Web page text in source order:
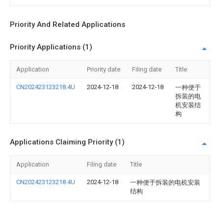
Priority And Related Applications
Priority Applications (1)
Application Priority date Filing date Title
CN202423123218.4U 2024-12-18 2024-12-18
一种便于
拆装的电
机安装结
构
Applications Claiming Priority (1)
Application Filing date Title
CN202423123218.4U 2024-12-18
一种便于拆装的电机安装
结构